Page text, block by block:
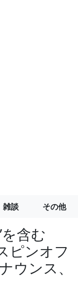
雑談 その他
含む
ピンオフ
ウンス、